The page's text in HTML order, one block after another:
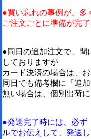
●買い忘れの事例が、多
ご注文ごとに準備が完
●同日の追加注文で、間
しておりますが
カード決済の場合は、
同日でも備考欄に『追
無い場合は、個別出荷
●発送完了時には、必
ルでお伝えして、発送し